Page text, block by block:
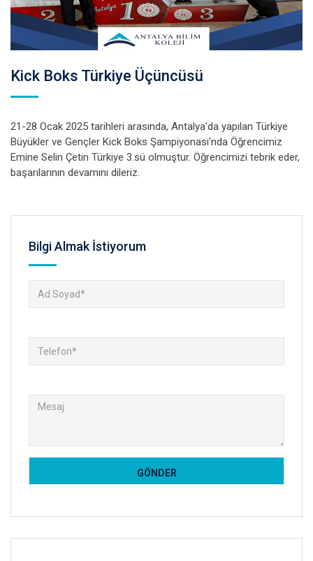
Kick Boks Türkiye Üçüncüsü
21-28 Ocak 2025 tarihleri arasında, Antalya'da yapılan Türkiye
Büyükler ve Gençler Kick Boks Şampiyonası'nda Öğrencimiz
Emine Selin Çetin Türkiye 3.sü olmuştur. Öğrencimizi tebrik eder,
başarılarının devamını dileriz.
Bilgi Almak İstiyorum